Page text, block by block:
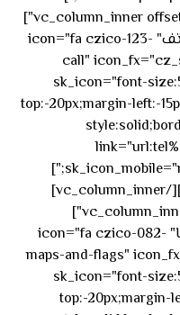
[vc_row_inner][vc_column_inner offset="vc_col-md-4"]
[cz_service_box title="رقم الهاتف" icon="fa czico-123-
call"
sk_icon="font-
top:-20px;margin-left:-
[/cz_service_box][/vc_column_inner]
[vc_column_inner offset="vc_col-md-4"]
[cz_service_box title="مواقعنا" icon="fa czico-082-
maps-and-flags"
sk_icon="font-
top:-20px;margin-